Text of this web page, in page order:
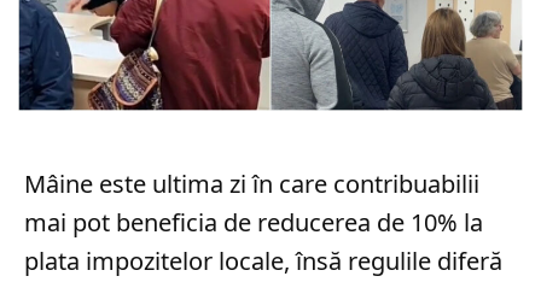
Mâine este ultima zi în care contribuabilii
mai pot beneficia de reducerea de 10% la
plata impozitelor locale, însă regulile diferă